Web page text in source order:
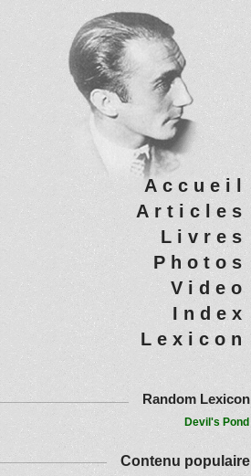
Accueil
Articles
Livres
Photos
Video
Index
Lexicon
Random Lexicon
Devil's Pond
Contenu populaire